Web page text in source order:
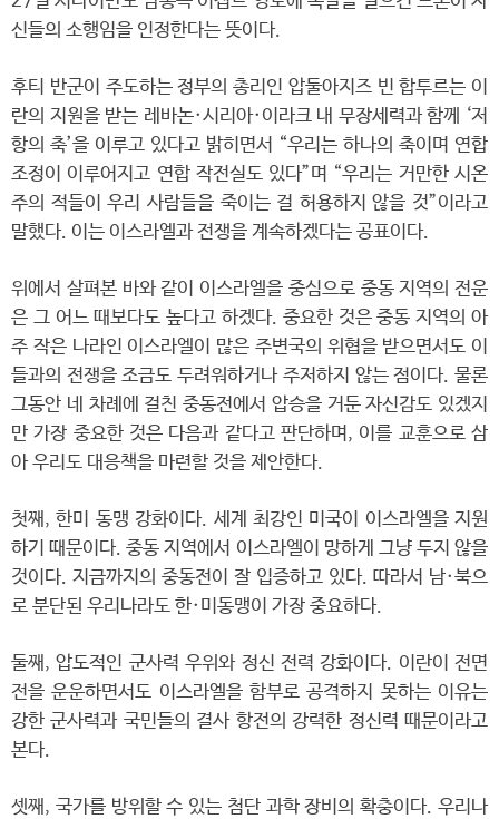
신들의 소행임을 인정한다는 뜻이다.
후티 반군이 주도하는 정부의 총리인 압둘아지즈 빈 합투르는 이
란의 지원을 받는 레바논·시리아·이라크 내 무장세력과 함께 ‘저
항의 축’을 이루고 있다고 밝히면서 “우리는 하나의 축이며 연합
조정이 이루어지고 연합 작전실도 있다”며 “우리는 거만한 시온
주의 적들이 우리 사람들을 죽이는 걸 허용하지 않을 것”이라고
말했다. 이는 이스라엘과 전쟁을 계속하겠다는 공표이다.
위에서 살펴본 바와 같이 이스라엘을 중심으로 중동 지역의 전운
은 그 어느 때보다도 높다고 하겠다. 중요한 것은 중동 지역의 아
주 작은 나라인 이스라엘이 많은 주변국의 위협을 받으면서도 이
들과의 전쟁을 조금도 두려워하거나 주저하지 않는 점이다. 물론
그동안 네 차례에 걸친 중동전에서 압승을 거둔 자신감도 있겠지
만 가장 중요한 것은 다음과 같다고 판단하며, 이를 교훈으로 삼
아 우리도 대응책을 마련할 것을 제안한다.
첫째, 한미 동맹 강화이다. 세계 최강인 미국이 이스라엘을 지원
하기 때문이다. 중동 지역에서 이스라엘이 망하게 그냥 두지 않을
것이다. 지금까지의 중동전이 잘 입증하고 있다. 따라서 남·북으
로 분단된 우리나라도 한·미동맹이 가장 중요하다.
둘째, 압도적인 군사력 우위와 정신 전력 강화이다. 이란이 전면
전을 운운하면서도 이스라엘을 함부로 공격하지 못하는 이유는
강한 군사력과 국민들의 결사 항전의 강력한 정신력 때문이라고
본다.
셋째, 국가를 방위할 수 있는 첨단 과학 장비의 확충이다. 우리나